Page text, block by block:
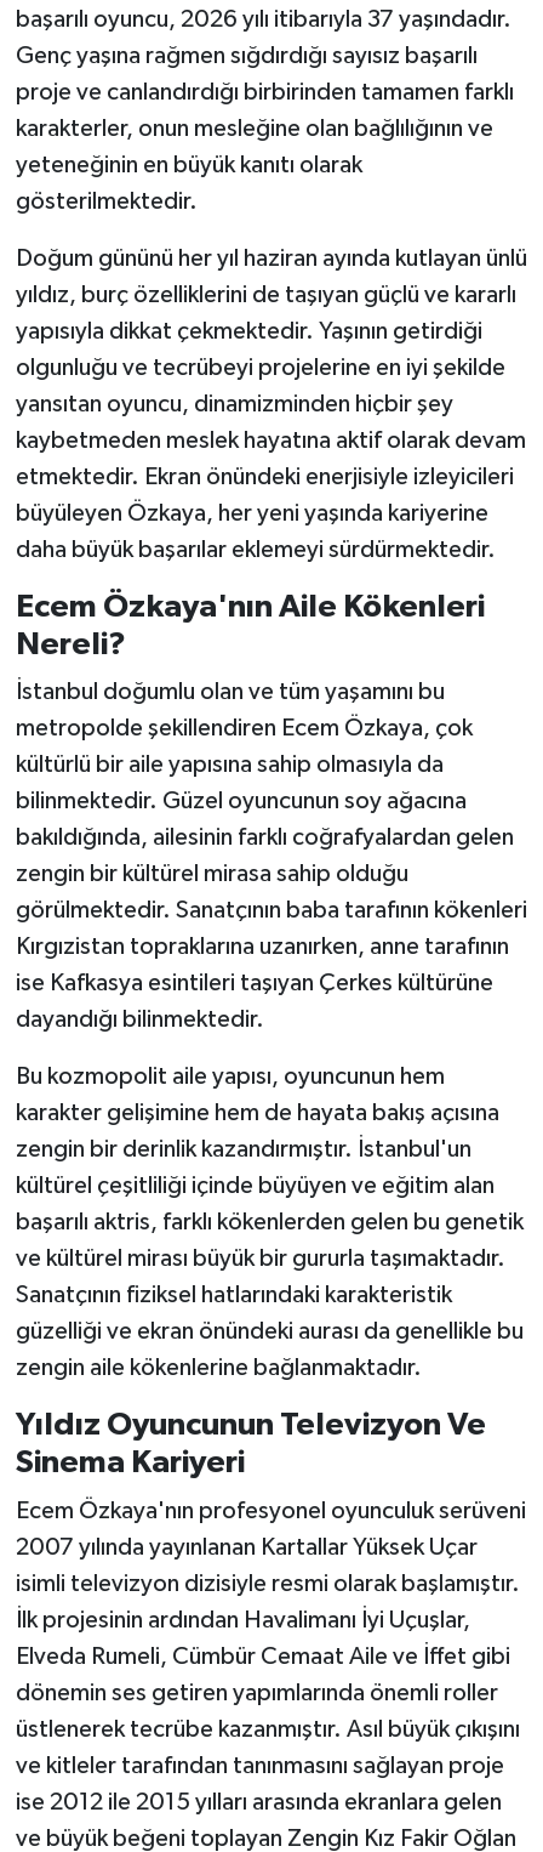
başarılı oyuncu, 2026 yılı itibarıyla 37 yaşındadır.
Genç yaşına rağmen sığdırdığı sayısız başarılı
proje ve canlandırdığı birbirinden tamamen farklı
karakterler, onun mesleğine olan bağlılığının ve
yeteneğinin en büyük kanıtı olarak
gösterilmektedir.
Doğum gününü her yıl haziran ayında kutlayan ünlü
yıldız, burç özelliklerini de taşıyan güçlü ve kararlı
yapısıyla dikkat çekmektedir. Yaşının getirdiği
olgunluğu ve tecrübeyi projelerine en iyi şekilde
yansıtan oyuncu, dinamizminden hiçbir şey
kaybetmeden meslek hayatına aktif olarak devam
etmektedir. Ekran önündeki enerjisiyle izleyicileri
büyüleyen Özkaya, her yeni yaşında kariyerine
daha büyük başarılar eklemeyi sürdürmektedir.
Ecem Özkaya'nın Aile Kökenleri
Nereli?
İstanbul doğumlu olan ve tüm yaşamını bu
metropolde şekillendiren Ecem Özkaya, çok
kültürlü bir aile yapısına sahip olmasıyla da
bilinmektedir. Güzel oyuncunun soy ağacına
bakıldığında, ailesinin farklı coğrafyalardan gelen
zengin bir kültürel mirasa sahip olduğu
görülmektedir. Sanatçının baba tarafının kökenleri
Kırgızistan topraklarına uzanırken, anne tarafının
ise Kafkasya esintileri taşıyan Çerkes kültürüne
dayandığı bilinmektedir.
Bu kozmopolit aile yapısı, oyuncunun hem
karakter gelişimine hem de hayata bakış açısına
zengin bir derinlik kazandırmıştır. İstanbul'un
kültürel çeşitliliği içinde büyüyen ve eğitim alan
başarılı aktris, farklı kökenlerden gelen bu genetik
ve kültürel mirası büyük bir gururla taşımaktadır.
Sanatçının fiziksel hatlarındaki karakteristik
güzelliği ve ekran önündeki aurası da genellikle bu
zengin aile kökenlerine bağlanmaktadır.
Yıldız Oyuncunun Televizyon Ve
Sinema Kariyeri
Ecem Özkaya'nın profesyonel oyunculuk serüveni
2007 yılında yayınlanan Kartallar Yüksek Uçar
isimli televizyon dizisiyle resmi olarak başlamıştır.
İlk projesinin ardından Havalimanı İyi Uçuşlar,
Elveda Rumeli, Cümbür Cemaat Aile ve İffet gibi
dönemin ses getiren yapımlarında önemli roller
üstlenerek tecrübe kazanmıştır. Asıl büyük çıkışını
ve kitleler tarafından tanınmasını sağlayan proje
ise 2012 ile 2015 yılları arasında ekranlara gelen
ve büyük beğeni toplayan Zengin Kız Fakir Oğlan